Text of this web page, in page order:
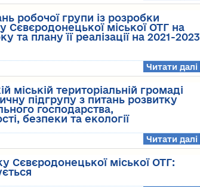
робочої групи із розробки
Сєвєродонецької міської ОТГ на
та плану її реалізації на 2021-2023
Читати далі
міській територіальній громаді
підгрупу з питань розвитку
господарства,
безпеки та екології
Читати далі
Сєвєродонецької міської ОТГ: